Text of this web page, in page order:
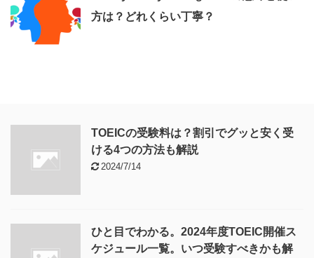
方は？どれくらい丁寧？
TOEICの受験料は？割引でグッと安く受
ける4つの方法も解説
2024/7/14
ひと目でわかる。2024年度TOEIC開催ス
ケジュール一覧。いつ受験すべきかも解